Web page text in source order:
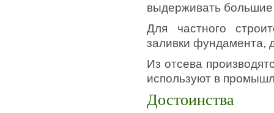
выдерживать большие
Для частного
заливки фундамента,
Из отсева
используют в
Достоинства